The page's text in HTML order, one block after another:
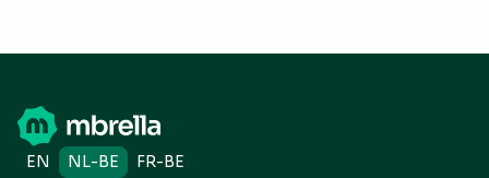
EN NL-BE FR-BE